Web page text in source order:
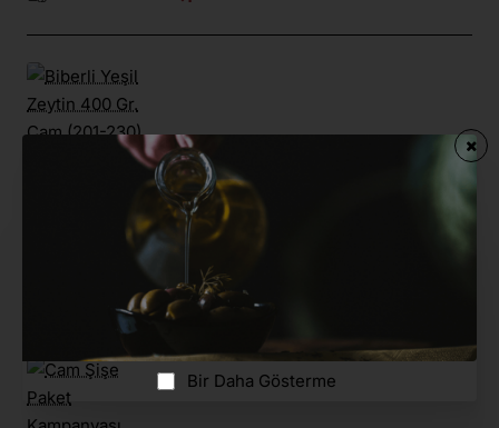
Bir Daha Gösterme
Biberli Yeşil Zeytin 400 Gr. Cam (201-230)